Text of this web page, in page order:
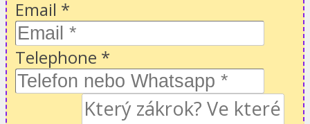
Email *
Telephone *